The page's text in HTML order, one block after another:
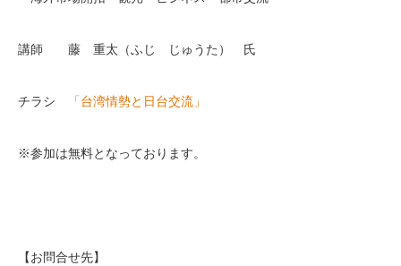
講師 藤 重太（ふじ じゅうた） 氏
チラシ 「台湾情勢と日台交流」
※参加は無料となっております。
【お問合せ先】